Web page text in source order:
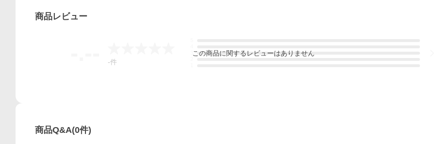
商品レビュー
-件
この商品に関するレビューはありません
商品Q&A(0件)